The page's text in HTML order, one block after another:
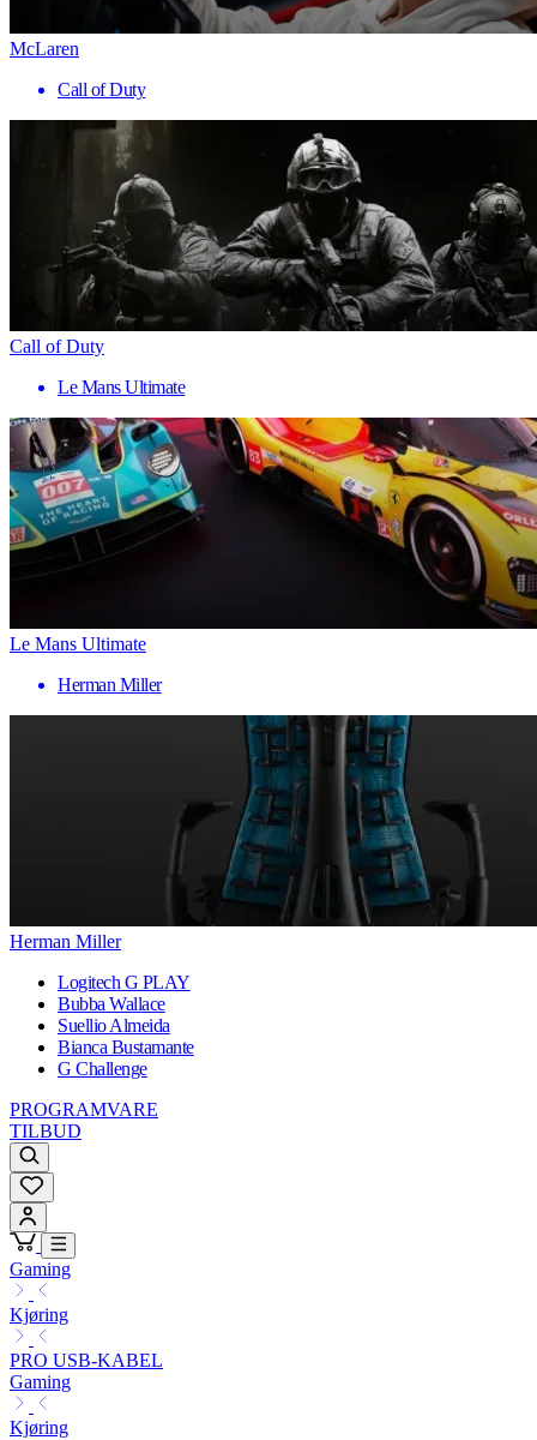
McLaren
Call of Duty
Call of Duty
Le Mans Ultimate
Le Mans Ultimate
Herman Miller
Herman Miller
Logitech G PLAY
Bubba Wallace
Suellio Almeida
Bianca Bustamante
G Challenge
PROGRAMVARE
TILBUD
Gaming
Kjøring
PRO USB-KABEL
Gaming
Kjøring